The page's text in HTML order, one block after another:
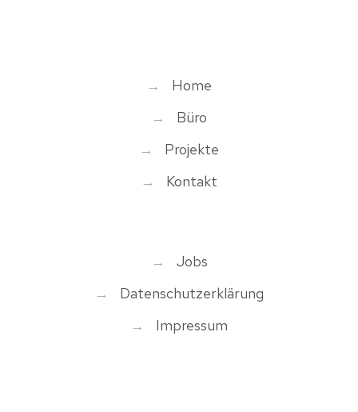
→
Home
→
Büro
→
Projekte
→
Kontakt
→
Jobs
→
Datenschutzerklärung
→
Impressum